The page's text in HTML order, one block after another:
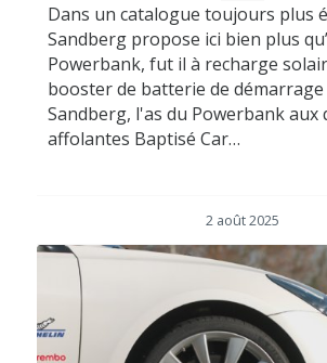
Dans un catalogue toujours plus
Sandberg propose ici bien plus
Powerbank, fut il à recharge
booster de batterie de démarrage
Sandberg, l'as du Powerbank aux
affolantes Baptisé Car…
2 août 2025